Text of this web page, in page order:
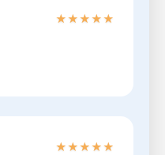
★★★★★
★★★★★